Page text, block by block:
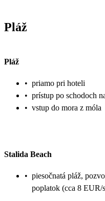
Pláž
Pláž
• priamo pri hoteli
• prístup po schodoch
• vstup do mora z móla
Stalida Beach
• piesočnatá pláž,
poplatok (cca 8 EUR/